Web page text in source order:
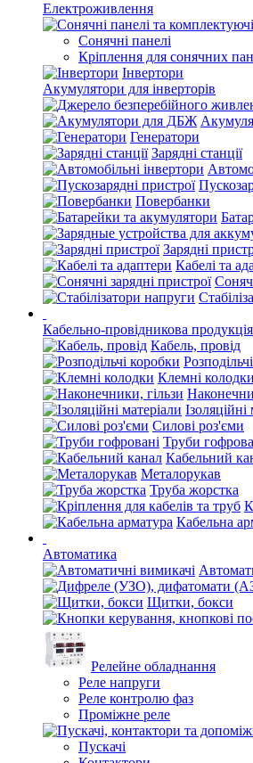
Електроживлення
Сонячні панелі
Кріплення для сонячних
Інвертори
Акумулятори для інверторів
Генератори
Зарядні станції
Повербанки
Зарядні
Кабелі та
Кабельно-провідникова продукція
Кабель, провід
Клемні колодки
Ізоляційні
Силові роз'єми
Труби
Кабельний
Металорукав
Труба жорстка
Кабельна
Автоматика
Щитки, бокси
Релейне обладнання
Реле напруги
Реле контролю фаз
Проміжне реле
Пускачі